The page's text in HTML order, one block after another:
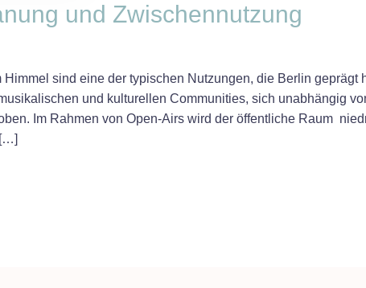
und Zwischennutzung
Himmel sind eine der typischen Nutzungen, die Berlin geprägt
und kulturellen Communities, sich unabhängig
Im Rahmen von Open-Airs wird der öffentliche Raum